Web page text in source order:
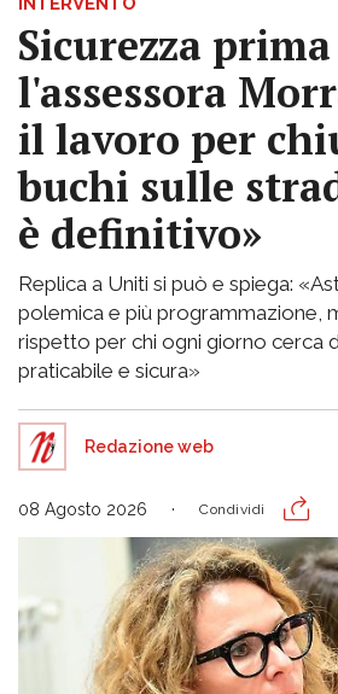
Sicurezza
l'assessora
il lavoro per
buchi sulle
è definitivo»
Replica a Uniti si può e spiega:
polemica e più programmazione,
rispetto per chi ogni giorno cerca
praticabile e sicura»
Redazione web
08 Agosto 2026 Condividi